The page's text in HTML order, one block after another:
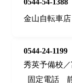
0544-54-1388
金山自転車店
0544-24-1199
秀英予備校
固定電話